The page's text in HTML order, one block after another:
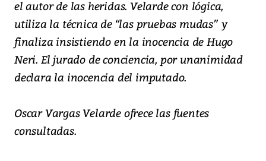
el autor de las heridas. Velarde con lógica,
utiliza la técnica de “las pruebas mudas” y
finaliza insistiendo en la inocencia de Hugo
Neri. El jurado de conciencia, por unanimidad
declara la inocencia del imputado.
Oscar Vargas Velarde ofrece las fuentes
consultadas.